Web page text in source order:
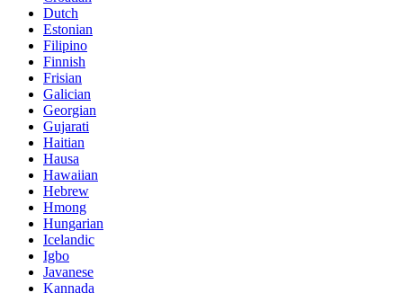
Dutch
Estonian
Filipino
Finnish
Frisian
Galician
Georgian
Gujarati
Haitian
Hausa
Hawaiian
Hebrew
Hmong
Hungarian
Icelandic
Igbo
Javanese
Kannada